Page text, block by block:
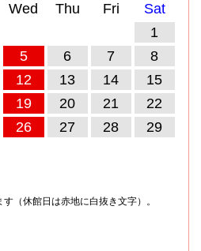
Wed Thu Fri
Sat
1
5 6 7
8
12 13 14
15
19 20 21
22
26 27 28
29
（休館日は赤地に白抜き文字）。